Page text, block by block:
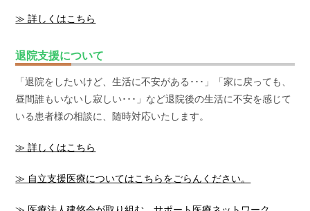
≫ 詳しくはこちら
退院支援について
「退院をしたいけど、生活に不安がある･･･」「家に戻っても、
昼間誰もいないし寂しい･･･」など退院後の生活に不安を感じて
いる患者様の相談に、随時対応いたします。
≫ 詳しくはこちら
≫ 自立支援医療についてはこちらをごらんください。